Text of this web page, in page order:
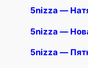
5nizza —
5nizza —
5nizza —